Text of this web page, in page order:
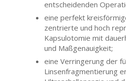
entscheidenden
eine perfekt
zentrierte und hoch
Kapsulotomie mit
und Maßgenauigkeit;
eine Verringerung der
Linsenfragmentierung